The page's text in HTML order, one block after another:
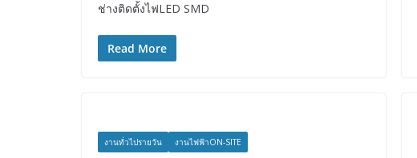
ช่างติดตั้งไฟLED SMD
Read More
งานทั่วไปรายวัน งานไฟฟ้าON-SITE